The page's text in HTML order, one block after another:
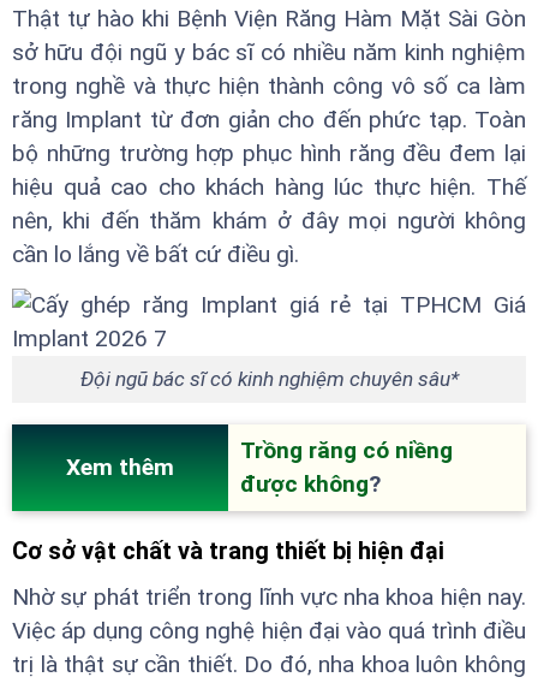
Thật tự hào khi Bệnh Viện Răng Hàm Mặt Sài Gòn
sở hữu đội ngũ y bác sĩ có nhiều năm kinh nghiệm
trong nghề và thực hiện thành công vô số ca làm
răng Implant từ đơn giản cho đến phức tạp. Toàn
bộ những trường hợp phục hình răng đều đem lại
hiệu quả cao cho khách hàng lúc thực hiện. Thế
nên, khi đến thăm khám ở đây mọi người không
cần lo lắng về bất cứ điều gì.
Đội ngũ bác sĩ có kinh nghiệm chuyên sâu*
Xem thêm
Trồng răng có niềng
được không?
Cơ sở vật chất và trang thiết bị hiện đại
Nhờ sự phát triển trong lĩnh vực nha khoa hiện nay.
Việc áp dụng công nghệ hiện đại vào quá trình điều
trị là thật sự cần thiết. Do đó, nha khoa luôn không